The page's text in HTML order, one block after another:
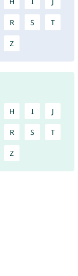
R S T
Z
H I J
R S T
Z